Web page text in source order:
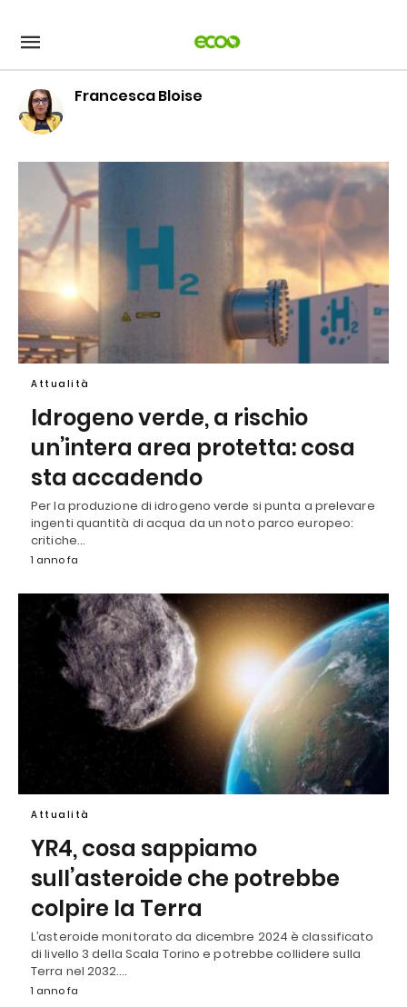
ecoo
/articolo/idrogeno-
a-
rischio-
unintera-
area-
protetta-
sta-
accadendo/146661/amp/
Francesca Bloise
Attualità
Idrogeno verde, a rischio
un’intera area protetta: cosa
sta accadendo
Per la produzione di idrogeno verde si punta a prelevare
ingenti quantità di acqua da un noto parco europeo:
critiche…
1 anno fa
Attualità
YR4, cosa sappiamo
sull’asteroide che potrebbe
colpire la Terra
L’asteroide monitorato da dicembre 2024 è classificato
di livello 3 della Scala Torino e potrebbe collidere sulla
Terra nel 2032.…
1 anno fa